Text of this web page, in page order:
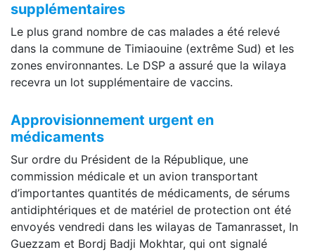
supplémentaires
Le plus grand nombre de cas malades a été relevé
dans la commune de Timiaouine (extrême Sud) et les
zones environnantes. Le DSP a assuré que la wilaya
recevra un lot supplémentaire de vaccins.
Approvisionnement urgent en
médicaments
Sur ordre du Président de la République, une
commission médicale et un avion transportant
d’importantes quantités de médicaments, de sérums
antidiphtériques et de matériel de protection ont été
envoyés vendredi dans les wilayas de Tamanrasset, In
Guezzam et Bordj Badji Mokhtar, qui ont signalé